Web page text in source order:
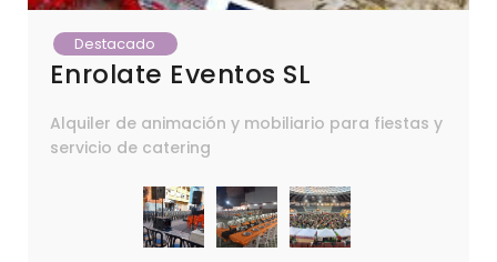
Destacado
Enrolate Eventos SL
Alquiler de animación y mobiliario para fiestas y
servicio de catering